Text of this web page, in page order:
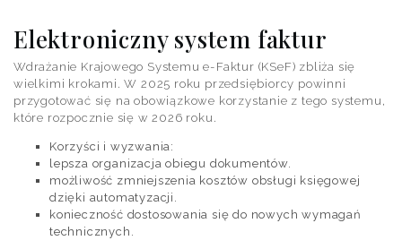
Elektroniczny system faktur
Wdrażanie Krajowego Systemu e-Faktur (KSeF) zbliża się
wielkimi krokami. W 2025 roku przedsiębiorcy powinni
przygotować się na obowiązkowe korzystanie z tego systemu,
które rozpocznie się w 2026 roku.
Korzyści i wyzwania:
lepsza organizacja obiegu dokumentów.
możliwość zmniejszenia kosztów obsługi księgowej
dzięki automatyzacji.
konieczność dostosowania się do nowych wymagań
technicznych.